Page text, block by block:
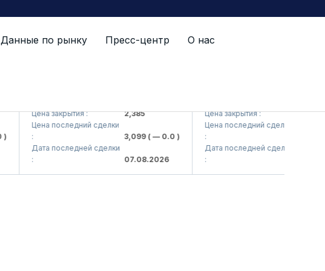
Данные по рынку Пресс-центр О нас
Цена закрытия :
2,385
Цена последний сделки
3,099( — 0.0 )
Дата последней сделки
07.08.2026
Цена закрытия :
1,208
Цена последний сделки
Дата последней сделки